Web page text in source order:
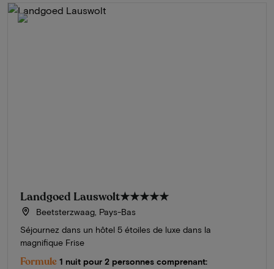
Landgoed Lauswolt★★★★★
Beetsterzwaag, Pays-Bas
Séjournez dans un hôtel 5 étoiles de luxe dans la
magnifique Frise
Formule 1 nuit pour 2 personnes comprenant: